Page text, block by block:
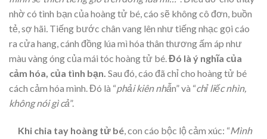
nhờ có tình bạn của hoàng tử bé, cáo sẽ không cô đơn, buồn
tẻ, sợ hãi. Tiếng bước chân vang lên như tiếng nhạc gọi cáo
ra cửa hang, cánh đồng lúa mì hóa thân thương ấm áp như
màu vàng óng của mái tóc hoàng tử bé.Đó là ý nghĩa của
cảm hóa, của tình bạn. Sau đó, cáo đã chỉ cho hoàng tử bé
cách cảm hóa mình. Đó là “phải kiên nhẫn” và “chỉ liếc nhìn,
không nói gì cả”.
Khi chia tay hoàng tử bé, con cáo bộc lộ cảm xúc: “Mình